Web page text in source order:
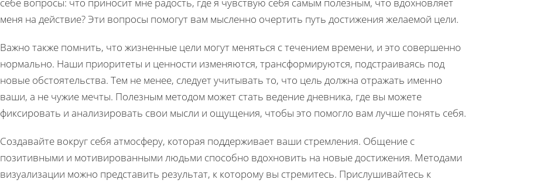
себе вопросы: что приносит мне радость, где я чувствую себя самым полезным, что вдохновляет
меня на действие? Эти вопросы помогут вам мысленно очертить путь достижения желаемой цели.
Важно также помнить, что жизненные цели могут меняться с течением времени, и это совершенно
нормально. Наши приоритеты и ценности изменяются, трансформируются, подстраиваясь под
новые обстоятельства. Тем не менее, следует учитывать то, что цель должна отражать именно
ваши, а не чужие мечты. Полезным методом может стать ведение дневника, где вы можете
фиксировать и анализировать свои мысли и ощущения, чтобы это помогло вам лучше понять себя.
Создавайте вокруг себя атмосферу, которая поддерживает ваши стремления. Общение с
позитивными и мотивированными людьми способно вдохновить на новые достижения. Методами
визуализации можно представить результат, к которому вы стремитесь. Прислушивайтесь к